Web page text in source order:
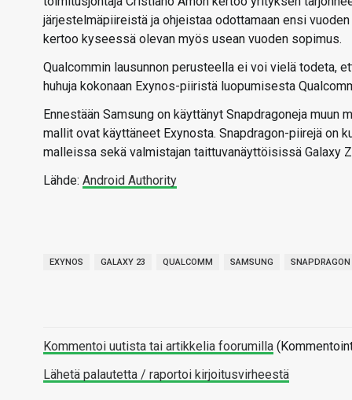
järjestelmäpiireistä ja ohjeistaa odottamaan ensi
kertoo kyseessä olevan myös usean vuoden sopimus.
Qualcommin lausunnon perusteella ei voi vielä todeta,
huhuja kokonaan Exynos-piiristä luopumisesta
Ennestään Samsung on käyttänyt Snapdragoneja muun
mallit ovat käyttäneet Exynosta. Snapdragon-piirejä on
malleissa sekä valmistajan taittuvanäyttöisissä Galaxy
Lähde: Android Authority
EXYNOS GALAXY 23 QUALCOMM SAMSUNG SNAPDRAGON
Kommentoi uutista tai artikkelia foorumilla
Lähetä palautetta / raportoi kirjoitusvirheestä